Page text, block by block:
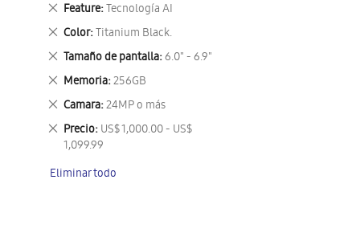
artículo
Feature Tecnología AI
Eliminar
este
artículo
Color Titanium Black.
Eliminar
este
artículo
Tamaño de pantalla 6.0" - 6.9"
Eliminar
este
artículo
Memoria 256GB
Eliminar
este
artículo
Camara 24MP o más
Eliminar
este
artículo
Precio US$ 1,000.00 - US$
1,099.99
Eliminar
este
Eliminar todo